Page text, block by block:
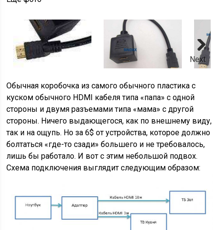
Next
Обычная коробочка из самого обычного пластика с
куском обычного HDMI кабеля типа «папа» с одной
стороны и двумя разъемами типа «мама» с другой
стороны. Ничего выдающегося, как по внешнему виду,
так и на ощупь. Но за 6$ от устройства, которое должно
болтаться «где-то сзади» большего и не требовалось,
лишь бы работало. И вот с этим небольшой подвох.
Схема подключения выглядит следующим образом: